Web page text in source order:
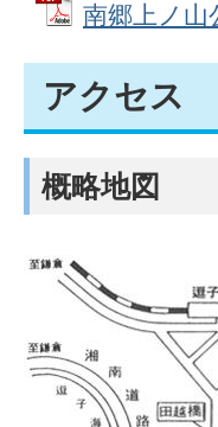
南郷上ノ山
アクセス
概略地図